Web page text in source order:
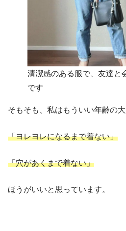
清潔感のある服で、友達と
です
そもそも、私はもういい年齢の
「ヨレヨレになるまで着ない」
「穴があくまで着ない」
ほうがいいと思っています。